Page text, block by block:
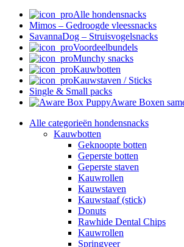
Alle hondensnacks
Mimos – Gedroogde vleessnacks
SavannaDog – Struisvogelsnacks
Voordeelbundels
Munchy snacks
Kauwbotten
Kauwstaven / Sticks
Single & Small packs
Aware Boxen
Alle categorieën hondensnacks
Kauwbotten
Geknoopte botten
Geperste botten
Geperste staven
Kauwrollen
Kauwstaven
Kauwstaaf (stick)
Donuts
Rawhide Dental Chips
Kauwrollen
Springveer